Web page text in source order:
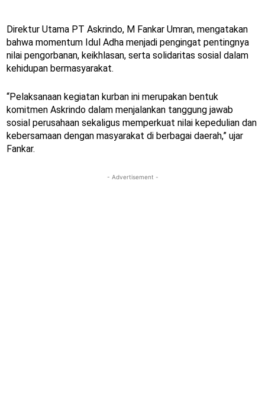
Direktur Utama PT Askrindo, M Fankar Umran, mengatakan
bahwa momentum Idul Adha menjadi pengingat pentingnya
nilai pengorbanan, keikhlasan, serta solidaritas sosial dalam
kehidupan bermasyarakat.
“Pelaksanaan kegiatan kurban ini merupakan bentuk
komitmen Askrindo dalam menjalankan tanggung jawab
sosial perusahaan sekaligus memperkuat nilai kepedulian dan
kebersamaan dengan masyarakat di berbagai daerah,” ujar
Fankar.
- Advertisement -